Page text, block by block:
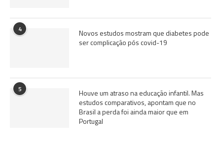
4
Novos estudos mostram que diabetes pode
ser complicação pós covid-19
5
Houve um atraso na educação infantil. Mas
estudos comparativos, apontam que no
Brasil a perda foi ainda maior que em
Portugal